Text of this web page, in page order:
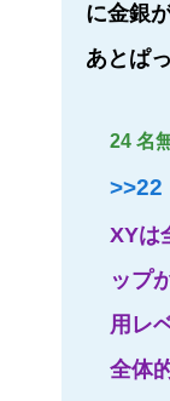
に金銀
あとぱ
24 名
>>22
XYは
ップ
用レ
全体